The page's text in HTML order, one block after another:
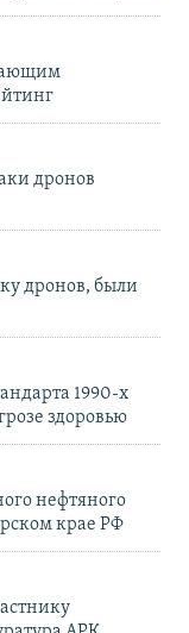
дронов
дронов, были
1990-х
здоровью
нефтяного
крае РФ